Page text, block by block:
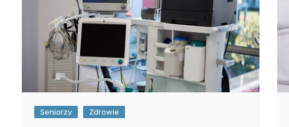
Seniorzy Zdrowie